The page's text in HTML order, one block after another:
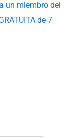
un miembro del
de 7